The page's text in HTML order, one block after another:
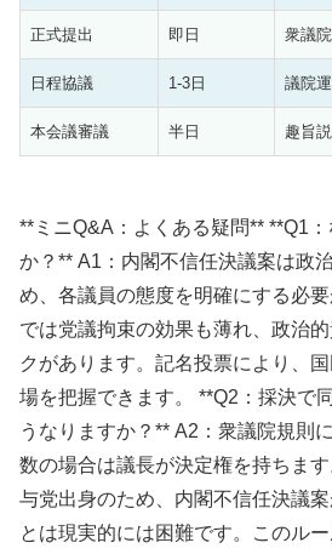
正式提出 即日 衆議
日程協議 1-3日 議院
本会議審議 半日 趣旨
**ミニQ&A：よくある疑問** **Q1
か？** A1：内閣不信任決議案は政
め、各議員の態度を明確にする必
では党議拘束の効果も薄れ、政治
クがあります。記名投票により、
場を把握できます。 **Q2：採決で
うなりますか？** A2：衆議院規則
数の場合は議長が決定権を持ちま
与党出身のため、内閣不信任決議
とは現実的には困難です。このル